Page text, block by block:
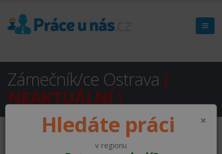
Zámečník/ce Ostrava (
NEAKTUÁLNÍ )
×
Hledáte práci
v regionu